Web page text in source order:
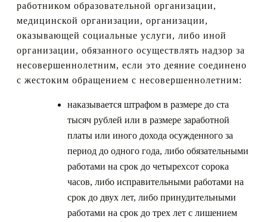
работником образовательной организации,
медицинской организации, организации,
оказывающей социальные услуги, либо иной
организации, обязанного осуществлять надзор за
несовершеннолетним, если это деяние соединено
с жестоким обращением с несовершеннолетним:
наказывается штрафом в размере до ста
тысяч рублей или в размере заработной
платы или иного дохода осужденного за
период до одного года, либо обязательными
работами на срок до четырехсот сорока
часов, либо исправительными работами на
срок до двух лет, либо принудительными
работами на срок до трех лет с лишением